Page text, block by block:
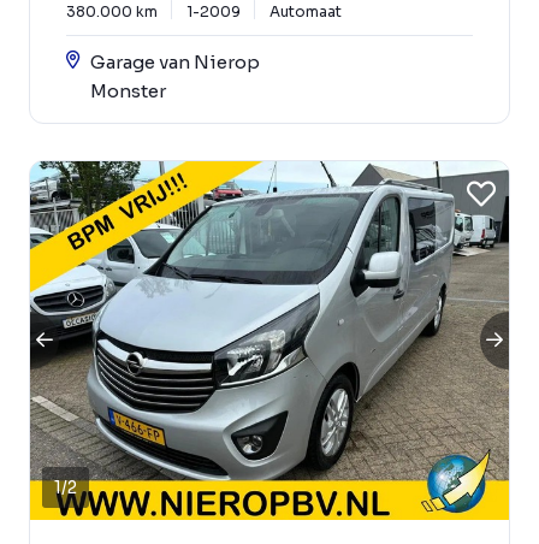
380.000 km 1-2009 Automaat
Garage van Nierop
Monster
1/2